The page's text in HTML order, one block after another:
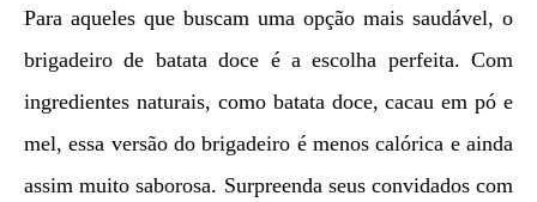
Para aqueles que buscam uma opção mais saudável, o
brigadeiro de batata doce é a escolha perfeita. Com
ingredientes naturais, como batata doce, cacau em pó e
mel, essa versão do brigadeiro é menos calórica e ainda
assim muito saborosa. Surpreenda seus convidados com